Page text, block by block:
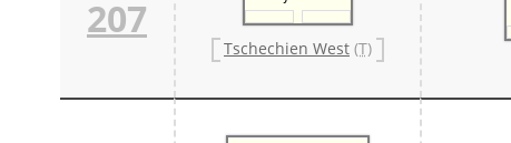
207
Tschechien West (T)